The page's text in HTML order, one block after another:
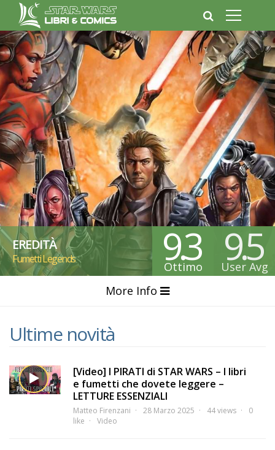
EREDITÀ
Fumetti Legends 9.3
Ottimo 9.5
User Avg
More Info
Ultime novità
[Video] I PIRATI di STAR WARS – I libri
e fumetti che dovete leggere –
LETTURE ESSENZIALI
Matteo Firenzani 28 Marzo 2025 44 views
0
like
Video